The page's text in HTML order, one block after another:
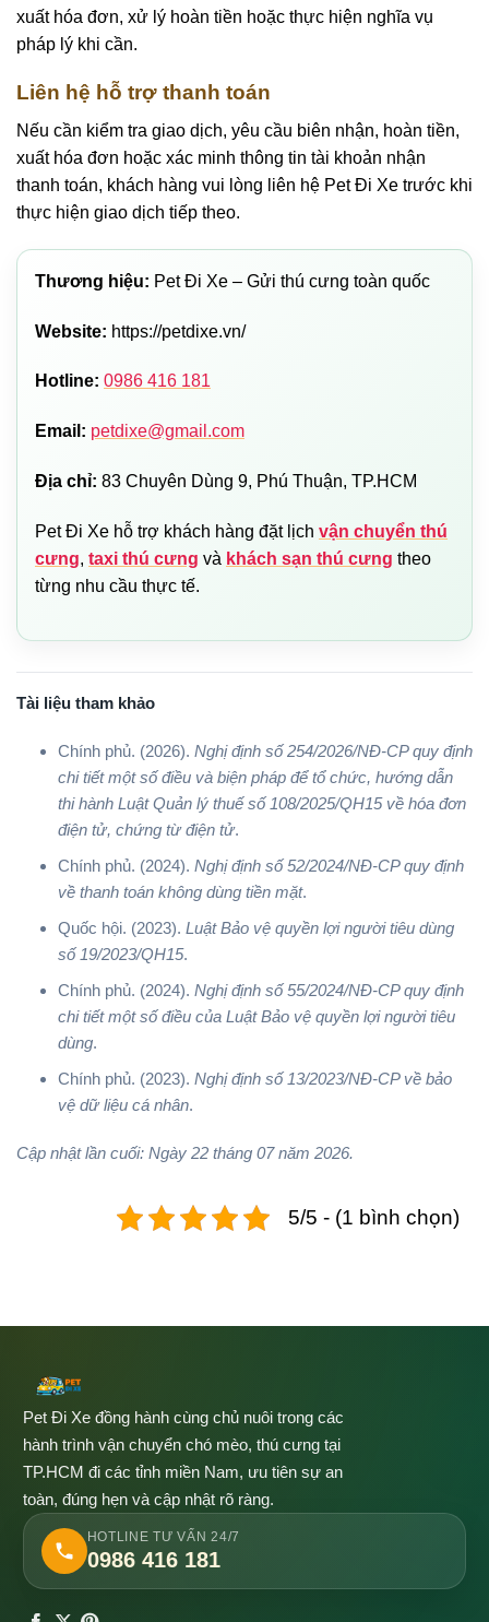
xuất hóa đơn, xử lý hoàn tiền hoặc thực hiện nghĩa vụ
pháp lý khi cần.
Liên hệ hỗ trợ thanh toán
Nếu cần kiểm tra giao dịch, yêu cầu biên nhận, hoàn tiền,
xuất hóa đơn hoặc xác minh thông tin tài khoản nhận
thanh toán, khách hàng vui lòng liên hệ Pet Đi Xe trước khi
thực hiện giao dịch tiếp theo.
Thương hiệu: Pet Đi Xe – Gửi thú cưng toàn quốc
Website: https://petdixe.vn/
Hotline: 0986 416 181
Email: petdixe@gmail.com
Địa chỉ: 83 Chuyên Dùng 9, Phú Thuận, TP.HCM
Pet Đi Xe hỗ trợ khách hàng đặt lịch vận chuyển thú
cưng, taxi thú cưng và khách sạn thú cưng theo
từng nhu cầu thực tế.
Tài liệu tham khảo
Chính phủ. (2026). Nghị định số 254/2026/NĐ-CP quy định
chi tiết một số điều và biện pháp để tổ chức, hướng dẫn
thi hành Luật Quản lý thuế số 108/2025/QH15 về hóa đơn
điện tử, chứng từ điện tử.
Chính phủ. (2024). Nghị định số 52/2024/NĐ-CP quy định
về thanh toán không dùng tiền mặt.
Quốc hội. (2023). Luật Bảo vệ quyền lợi người tiêu dùng
số 19/2023/QH15.
Chính phủ. (2024). Nghị định số 55/2024/NĐ-CP quy định
chi tiết một số điều của Luật Bảo vệ quyền lợi người tiêu
dùng.
Chính phủ. (2023). Nghị định số 13/2023/NĐ-CP về bảo
vệ dữ liệu cá nhân.
Cập nhật lần cuối: Ngày 22 tháng 07 năm 2026.
5/5 - (1 bình chọn)
Pet Đi Xe đồng hành cùng chủ nuôi trong các
hành trình vận chuyển chó mèo, thú cưng tại
TP.HCM đi các tỉnh miền Nam, ưu tiên sự an
toàn, đúng hẹn và cập nhật rõ ràng.
HOTLINE TƯ VẤN 24/7
0986 416 181